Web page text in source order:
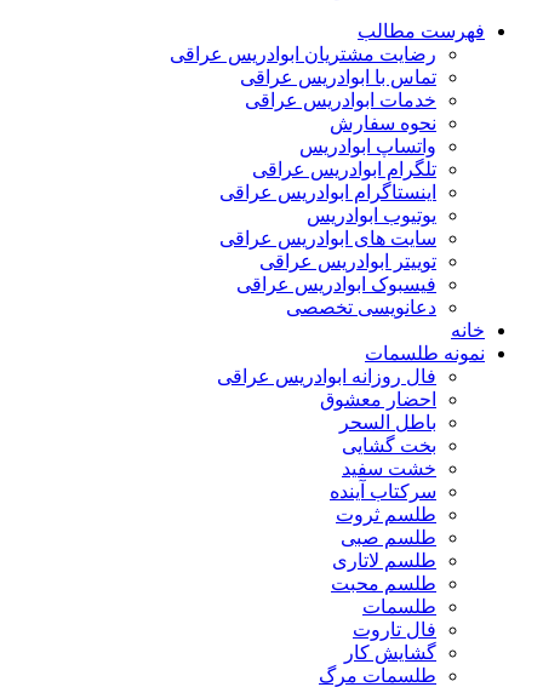
فهرست مطالب
رضایت مشتریان ابوادریس عراقی
تماس با ابوادریس عراقی
خدمات ابوادریس عراقی
نحوه سفارش
واتساپ ابوادریس
تلگرام ابوادریس عراقی
اینستاگرام ابوادریس عراقی
یوتیوب ابوادریس
سایت های ابوادریس عراقی
توییتر ابوادریس عراقی
فیسبوک ابوادریس عراقی
دعانویسی تخصصی
خانه
نمونه طلسمات
فال روزانه ابوادریس عراقی
احضار معشوق
باطل السحر
بخت گشایی
خشت سفید
سرکتاب آینده
طلسم ثروت
طلسم صبی
طلسم لاتاری
طلسم محبت
طلسمات
فال تاروت
گشایش کار
طلسمات مرگ